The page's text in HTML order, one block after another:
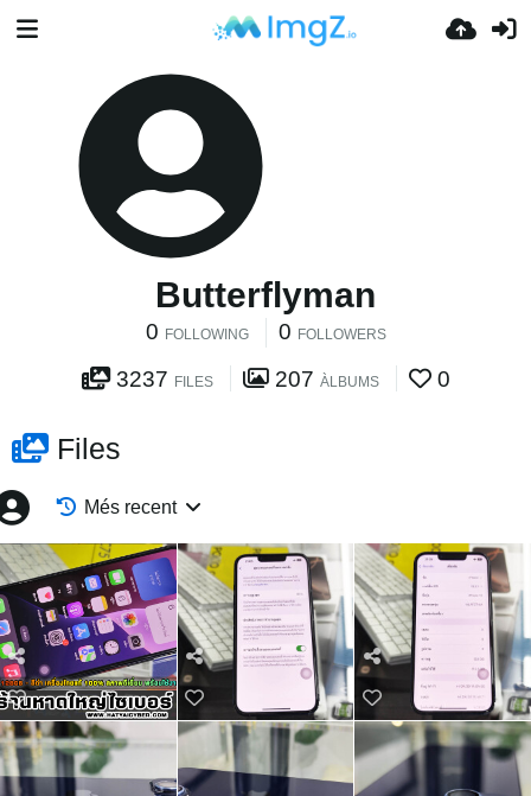
Butterflyman
0 FOLLOWING 0 FOLLOWERS
3237 FILES 207 ÀLBUMS 0
Files
Més recent